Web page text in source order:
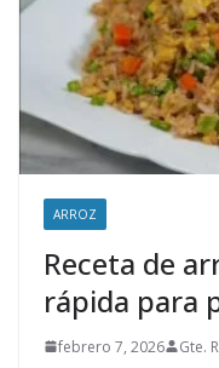
ARROZ
Receta de
rápida para
febrero 7, 2026 Gte.